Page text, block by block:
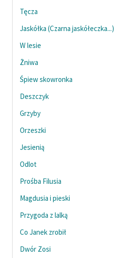
wrażliwych
Deklaracja dostępności
Tęcza
Jaskółka (Czarna jaskółeczka...)
W lesie
Żniwa
Śpiew skowronka
Deszczyk
Grzyby
Orzeszki
Jesienią
Odlot
Prośba Filusia
Magdusia i pieski
Przygoda z lalką
Co Janek zrobił
Dwór Zosi